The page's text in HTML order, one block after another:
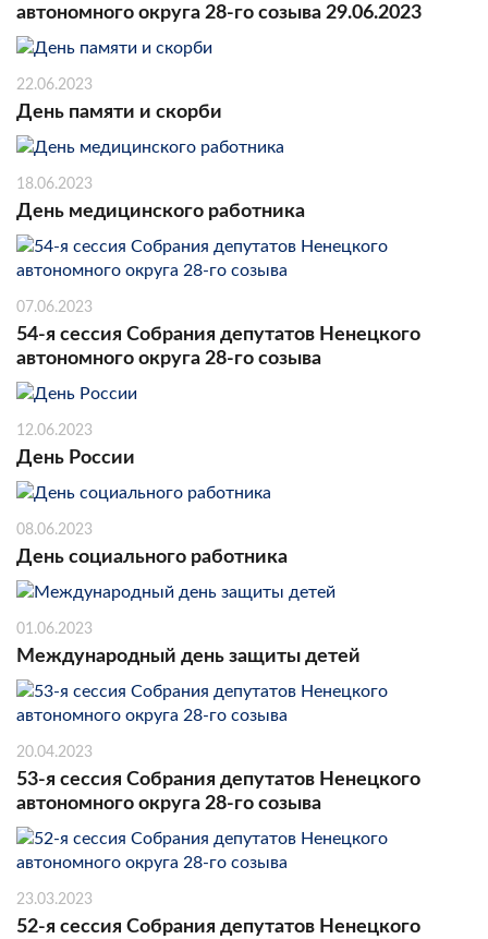
автономного округа 28-го созыва 29.06.2023
22.06.2023
День памяти и скорби
18.06.2023
День медицинского работника
07.06.2023
54-я сессия Собрания депутатов Ненецкого
автономного округа 28-го созыва
12.06.2023
День России
08.06.2023
День социального работника
01.06.2023
Международный день защиты детей
20.04.2023
53-я сессия Собрания депутатов Ненецкого
автономного округа 28-го созыва
23.03.2023
52-я сессия Собрания депутатов Ненецкого